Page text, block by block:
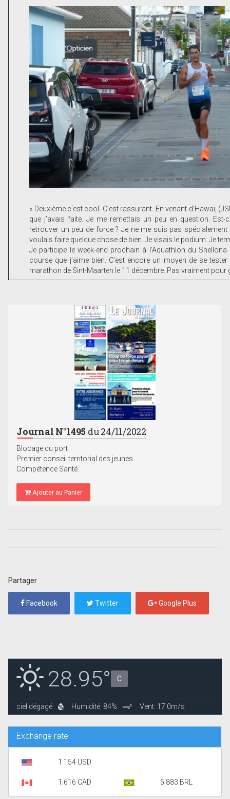
« Deuxième c’est cool. C’est rassurant. En venant d’Hawaï,
que j’avais faite. Je me remettais un peu en question.
retrouver un peu de force ? Je ne me suis pas
voulais faire quelque chose de bien. Je visais le podium. Je
Je participe le week-end prochain à l’Aquathlon du
course que j’aime bien. C’est encore un moyen de se
marathon de Sint-Maarten le 11 décembre. Pas vraiment pour
Journal N°1495 du 24/11/2022
Blocage du port
Premier conseil territorial des jeunes
Compétence Santé
Ajouter au Panier
Partager
Facebook Twitter Google Plus
28.95° C
ciel dégagé Humidité: 84% Vent: 17.0m/s
Exchange rate
1.154 USD
1.616 CAD 5.883 BRL